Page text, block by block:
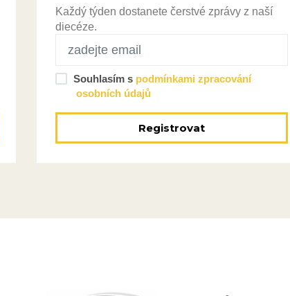
Každý týden dostanete čerstvé zprávy z naší
diecéze.
Souhlasím s podmínkami zpracování
osobních údajů
Registrovat